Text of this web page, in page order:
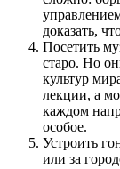
доказать,
Посетить
старо. Но
культур
лекции, а
каждом
особое.
Устроить
или за